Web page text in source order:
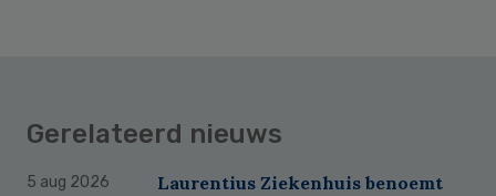
Gerelateerd nieuws
5 aug 2026
Laurentius Ziekenhuis benoemt